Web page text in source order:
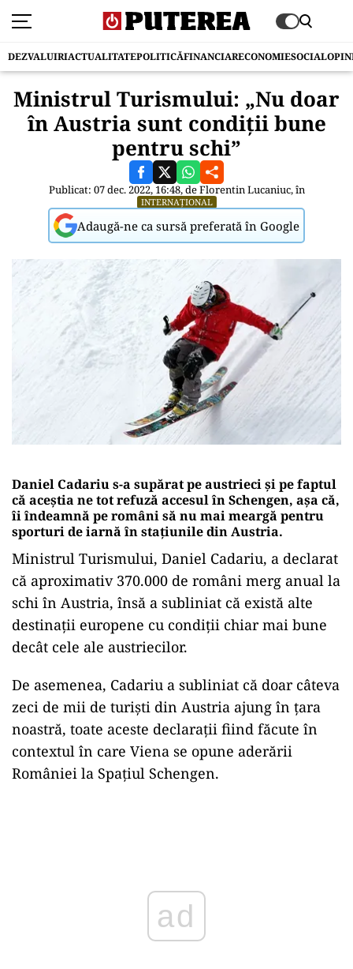
DEZVALUIRIACTUALITATEPOLITICĂFINANCIARECONOMIESOCIAL
Ministrul Turismului: „Nu doar
în Austria sunt condiții bune
pentru schi”
Publicat: 07 dec. 2022, 16:48, deFlorentin Lucaniuc, în
INTERNAȚIONAL
Adaugă-ne ca sursă preferată în Google
Daniel Cadariu s-a supărat pe austrieci și pe faptul
că aceștia ne tot refuză accesul în Schengen, așa că,
îi îndeamnă pe români să nu mai meargă pentru
sporturi de iarnă în stațiunile din Austria.
Ministrul Turismului, Daniel Cadariu, a declarat
că aproximativ 370.000 de români merg anual la
schi în Austria, însă a subliniat că există alte
destinații europene cu condiții chiar mai bune
decât cele ale austriecilor.
De asemenea, Cadariu a subliniat că doar câteva
zeci de mii de turiști din Austria ajung în țara
noastră, toate aceste declarații fiind făcute în
contextul în care Viena se opune aderării
României la Spațiul Schengen.